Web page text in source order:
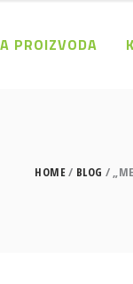
PROIZVODA
HOME BLOG